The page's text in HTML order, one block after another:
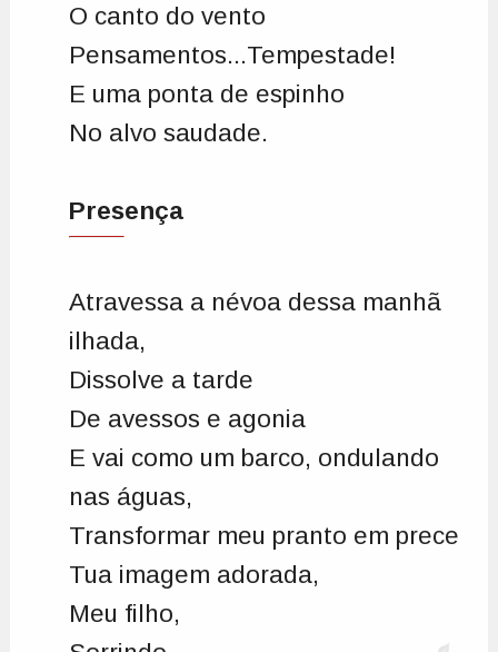
O canto do vento
Pensamentos...Tempestade!
E uma ponta de espinho
No alvo saudade.
Presença
Atravessa a névoa dessa manhã
ilhada,
Dissolve a tarde
De avessos e agonia
E vai como um barco, ondulando
nas águas,
Transformar meu pranto em prece
Tua imagem adorada,
Meu filho,